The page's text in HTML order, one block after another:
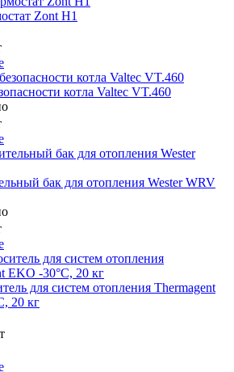
Zont H1
котла Valtec VT.460
бак для отопления Wester WRV
для систем отопления Thermagent
20 кг